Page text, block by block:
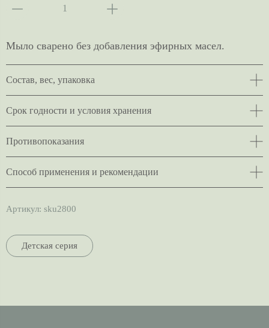
Мыло сварено без добавления эфирных масел.
Состав, вес, упаковка
Срок годности и условия хранения
Противопоказания
Способ применения и рекомендации
Артикул: sku2800
Детская серия